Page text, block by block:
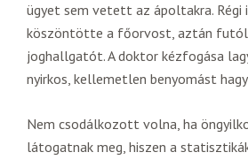
ügyet sem vetett az ápoltakra. Régi
köszöntötte a főorvost, aztán
joghallgatót. A doktor kézfogása
nyirkos, kellemetlen benyomást
Nem csodálkozott volna, ha
látogatnak meg, hiszen a